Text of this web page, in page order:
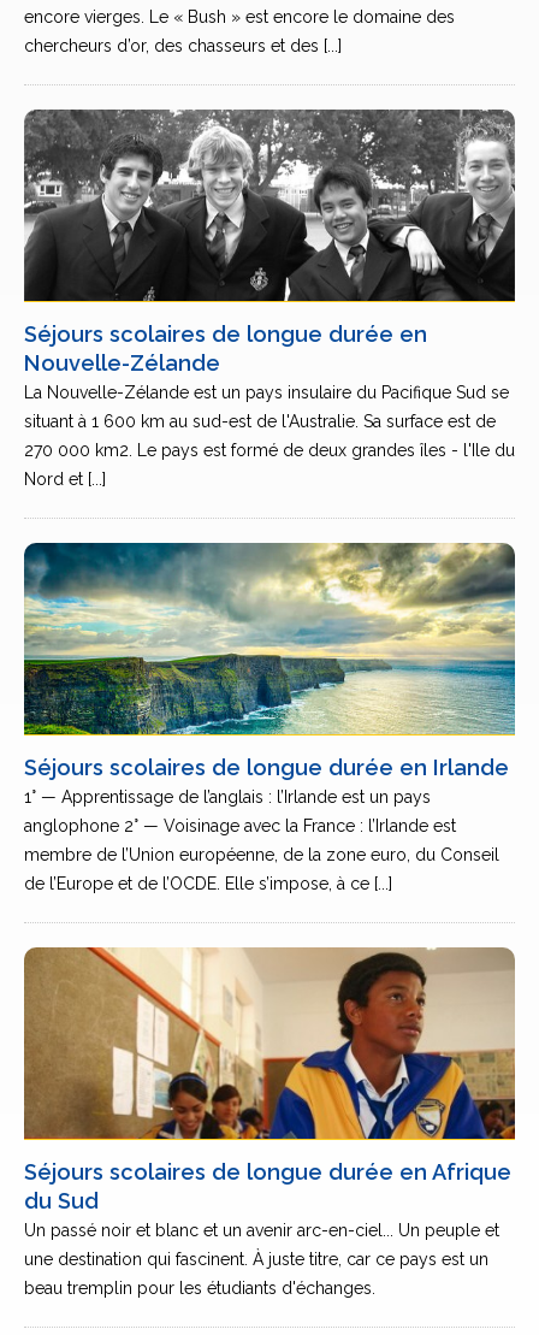
encore vierges. Le « Bush » est encore le domaine des
chercheurs d’or, des chasseurs et des [...]
Séjours scolaires de longue durée en
Nouvelle-Zélande
La Nouvelle-Zélande est un pays insulaire du Pacifique Sud se
situant à 1 600 km au sud-est de l'Australie. Sa surface est de
270 000 km2. Le pays est formé de deux grandes îles - l'Ile du
Nord et [...]
Séjours scolaires de longue durée en Irlande
1° — Apprentissage de l’anglais : l’Irlande est un pays
anglophone 2° — Voisinage avec la France : l’Irlande est
membre de l’Union européenne, de la zone euro, du Conseil
de l’Europe et de l’OCDE. Elle s’impose, à ce [...]
Séjours scolaires de longue durée en Afrique
du Sud
Un passé noir et blanc et un avenir arc-en-ciel... Un peuple et
une destination qui fascinent. À juste titre, car ce pays est un
beau tremplin pour les étudiants d'échanges.